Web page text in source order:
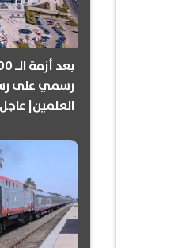
رسمي على
العلمين| عاجل